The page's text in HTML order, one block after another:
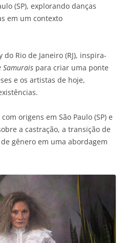
(SP), explorando danças
em um contexto
do Rio de Janeiro (RJ), inspira-
Samurais para criar uma ponte
e os artistas de hoje,
origens em São Paulo (SP) e
a castração, a transição de
gênero em uma abordagem